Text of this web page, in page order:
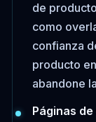
de
como
confianza
producto
abandone
Páginas